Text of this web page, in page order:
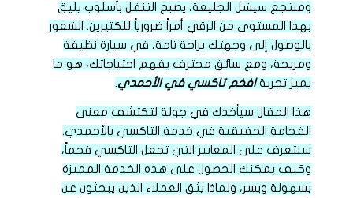
ومنتجع سيشل الجليعة، يصبح التنقل بأسلوب يليق
بهذا المستوى من الرقي أمراً ضرورياً للكثيرين. الشعور
بالوصول إلى وجهتك براحة تامة، في سيارة نظيفة
ومريحة، ومع سائق محترف يفهم احتياجاتك، هو ما
يميز تجربةافخم تاكسي في الأحمدي.
هذا المقال سيأخذك في جولة لتكتشف معنى
الفخامة الحقيقية في خدمة التاكسي بالأحمدي.
سنتعرف على المعايير التي تجعل التاكسي فخماً،
وكيف يمكنك الحصول على هذه الخدمة المميزة
بسهولة ويسر، ولماذا يثق العملاء الذين يبحثون عن